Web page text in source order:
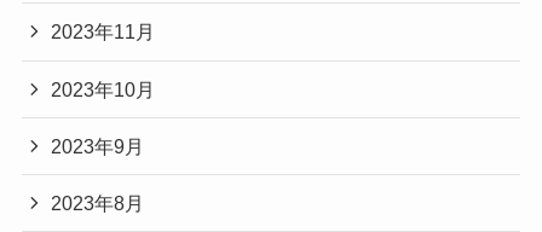
2023年11月
2023年10月
2023年9月
2023年8月